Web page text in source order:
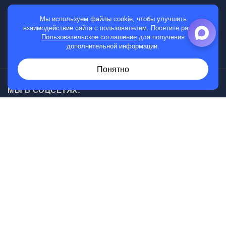
МАГАЗИН
Мужские часы
МЫ В СОЦСЕТЯХ:
Мы используем файлы cookie, чтобы улучшить
взаимодействие сайта с пользователем. Посетите раздел
Пользовательское соглашение для получения
дополнительной информации.
Понятно